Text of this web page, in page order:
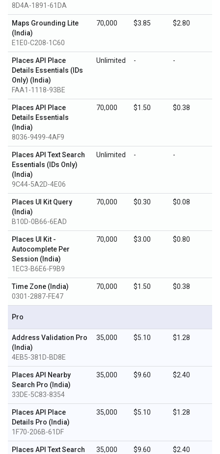
8D4A-1891-61DA
Maps Grounding Lite
(India)
E1E0-C208-1C60
70,000 $3.85 $2.80
Places API Place
Details Essentials (IDs
Only) (India)
FAA1-1118-93BE
Unlimited - -
Places API Place
Details Essentials
(India)
8036-9499-4AF9
70,000 $1.50 $0.38
Places API Text Search
Essentials (IDs Only)
(India)
9C44-5A2D-4E06
Unlimited - -
Places UI Kit Query
(India)
B10D-0B66-6EAD
70,000 $0.30 $0.08
Places UI Kit -
Autocomplete Per
Session (India)
1EC3-B6E6-F9B9
70,000 $3.00 $0.80
Time Zone (India)
0301-2887-FE47
70,000 $1.50 $0.38
Pro
Address Validation Pro
(India)
4EB5-381D-BD8E
35,000 $5.10 $1.28
Places API Nearby
Search Pro (India)
33DE-5C83-8354
35,000 $9.60 $2.40
Places API Place
Details Pro (India)
1F70-206B-61DF
35,000 $5.10 $1.28
Places API Text Search
35,000 $9.60 $2.40